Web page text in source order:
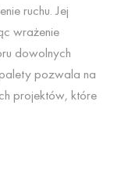
ruchu. Jej
wrażenie
dowolnych
pozwala na
projektów, które